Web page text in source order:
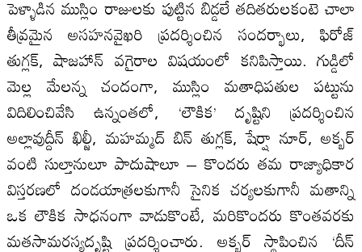
పెళ్ళాడిన ముస్లిం రాజులకు పుట్టిన బిడ్డలే తదితరులకంటె చాలా
తీవ్రమైన అసహనవైఖరి ప్రదర్శించిన సందర్భాలు, ఫిరోజ్‌
తుగ్లక్‌, షాజహాన్‌ వగైరాల విషయంలో కనిపిస్తాయి. గుడ్డిలో
మెల్ల మేలన్న చందంగా, ముస్లిం మతాధిపతుల పట్టును
విదిలించివేసి ఉన్నంతలో, ‘లౌకిక’ దృష్టిని ప్రదర్శించిన
అల్లావుద్దీన్‌ ఖిల్జీ, మహమ్మద్‌ బిన్‌ తుగ్లక్‌, షేర్షా నూర్‌, అక్బర్‌
వంటి సుల్తానులూ పాదుషాలూ – కొందరు తమ రాజ్యాధికార
విస్తరణలో దండయాత్రలకుగానీ సైనిక చర్యలకుగానీ మతాన్ని
ఒక లౌకిక సాధనంగా వాడుకొంటే, మరికొందరు కొంతవరకు
మతసామరస్యదృష్టి ప్రదర్శించారు. అక్బర్‌ స్థాపించిన ‘దీన్‌